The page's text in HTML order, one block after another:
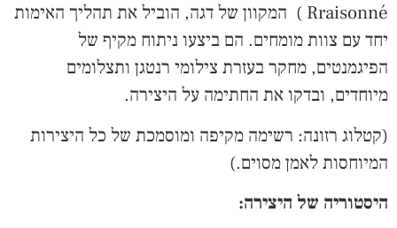
Rraisonné ) המקוון של דגה, הוביל את תהליך האימות
יחד עם צוות מומחים. הם ביצעו ניתוח מקיף של
הפיגמנטים, מחקר בעזרת צילומי רנטגן ותצלומים
מיוחדים, ובדקו את החתימה על היצירה.
(קטלוג רזונה: רשימה מקיפה ומוסמכת של כל היצירות
המיוחסות לאמן מסוים.)
היסטוריה של היצירה: